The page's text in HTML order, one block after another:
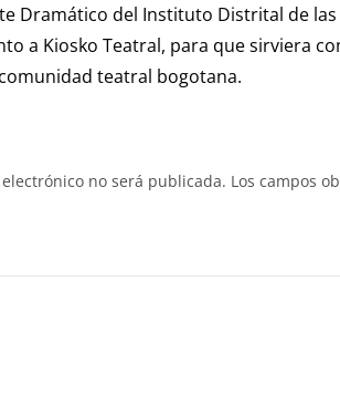
Dramático del Instituto Distrital de
a Kiosko Teatral, para que sirviera
teatral bogotana.
no será publicada. Los campos